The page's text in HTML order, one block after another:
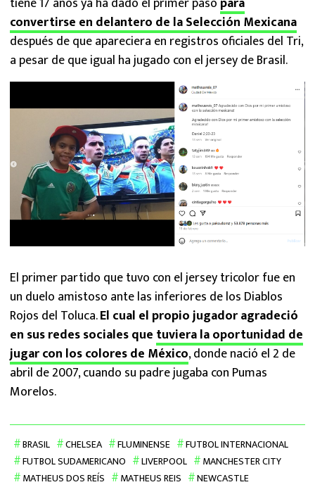
convertirse en delantero de la Selección Mexicana
después de que apareciera en registros oficiales del Tri,
a pesar de que igual ha jugado con el jersey de Brasil.
El primer partido que tuvo con el jersey tricolor fue en
un duelo amistoso ante las inferiores de los Diablos
Rojos del Toluca.El cual el propio jugador agradeció
en sus redes sociales que tuviera la oportunidad de
jugar con los colores de México, donde nació el 2 de
abril de 2007, cuando su padre jugaba con Pumas
Morelos.
BRASIL CHELSEA FLUMINENSE
FUTBOL INTERNACIONAL
FUTBOL SUDAMERICANO
LIVERPOOL
MANCHESTER CITY
MATHEUS DOS REÍS
MATHEUS REIS NEWCASTLE